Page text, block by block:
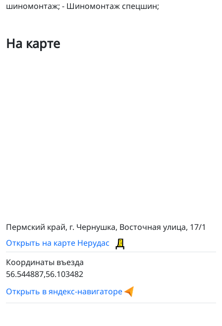
шиномонтаж; - Шиномонтаж спецшин;
На карте
Пермский край, г. Чернушка, Восточная улица, 17/1
Открыть на карте Нерудас
Координаты въезда
56.544887,56.103482
Открыть в яндекс-навигаторе